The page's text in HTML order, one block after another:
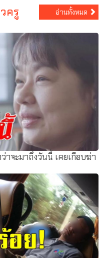
ครู
อ่านทั้งหมด
าจะมาถึงวันนี้ เคยเกือบฆ่า